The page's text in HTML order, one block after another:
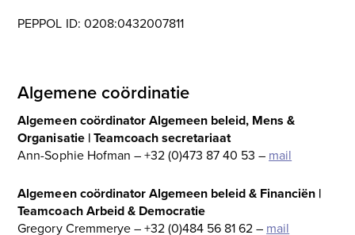
PEPPOL ID: 0208:0432007811
Algemene coördinatie
Algemeen coördinator Algemeen beleid, Mens &
Organisatie | Teamcoach secretariaat
Ann-Sophie Hofman – +32 (0)473 87 40 53 – mail
Algemeen coördinator Algemeen beleid & Financiën |
Teamcoach Arbeid & Democratie
Gregory Cremmerye – +32 (0)484 56 81 62 – mail